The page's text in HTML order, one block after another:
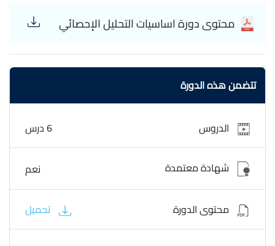
محتوى دورة اساسيات التحليل الإحصائي
تتضمن هذه الدورة
الدروس 6 درس
شهادة معتمدة نعم
محتوى الدورة تحميل